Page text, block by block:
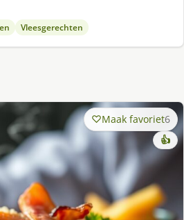
Vleesgerechten
Maak favoriet6
👍